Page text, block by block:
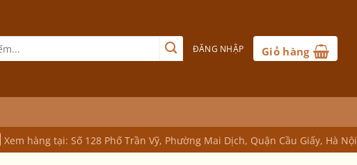
ĐĂNG NHẬP Giỏ hàng
Xem hàng tại: Số 128 Phố Trần Vỹ, Phường Mai Dịch, Quận Cầu Giấy, Hà Nội